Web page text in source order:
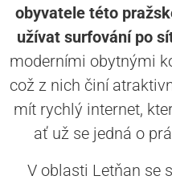
obyvatele této
užívat surfování po
moderními obytnými
což z nich činí
mít rychlý internet,
ať už se jedná o
V oblasti Letňan se